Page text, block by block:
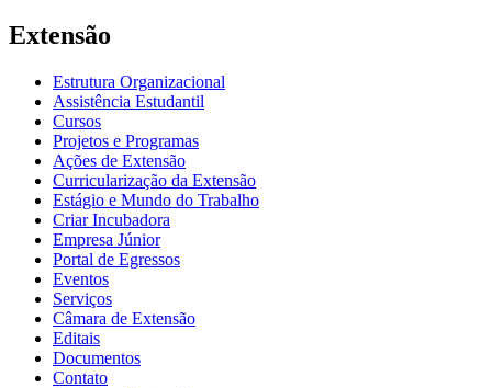
Extensão
Estrutura Organizacional
Assistência Estudantil
Cursos
Projetos e Programas
Ações de Extensão
Curricularização da Extensão
Estágio e Mundo do Trabalho
Criar Incubadora
Empresa Júnior
Portal de Egressos
Eventos
Serviços
Câmara de Extensão
Editais
Documentos
Contato